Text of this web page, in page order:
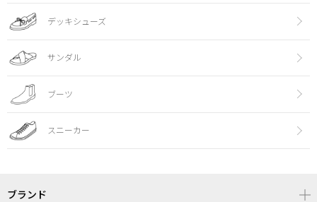
デッキシューズ
サンダル
ブーツ
スニーカー
ブランド